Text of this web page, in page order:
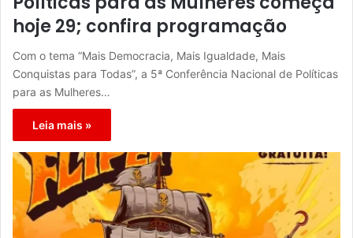
hoje 29; confira programação
Com o tema “Mais Democracia, Mais Igualdade, Mais
Conquistas para Todas”, a 5ª Conferência Nacional de Políticas
para as Mulheres…
Leia mais »